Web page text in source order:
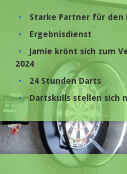
Starke Partner für den
Ergebnisdienst
Jamie krönt sich zum
2024
24 Stunden Darts
Dartskulls stellen sich